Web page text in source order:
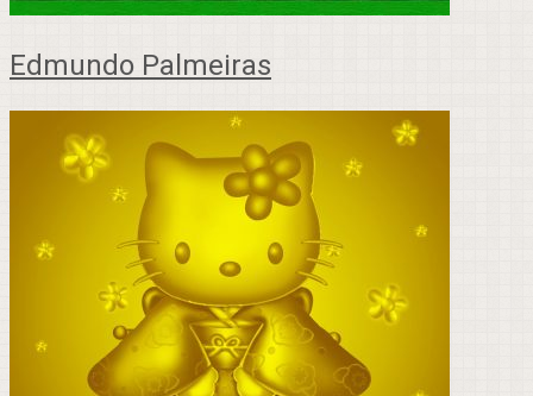
Edmundo Palmeiras